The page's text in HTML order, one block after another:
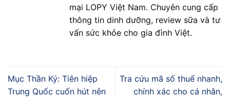
mại LOPY Việt Nam. Chuyên cung cấp
thông tin dinh dưỡng, review sữa và tư
vấn sức khỏe cho gia đình Việt.
Mục Thần Ký: Tiên hiệp
Trung Quốc cuốn hút nên
Tra cứu mã số thuế nhanh,
chính xác cho cá nhân,